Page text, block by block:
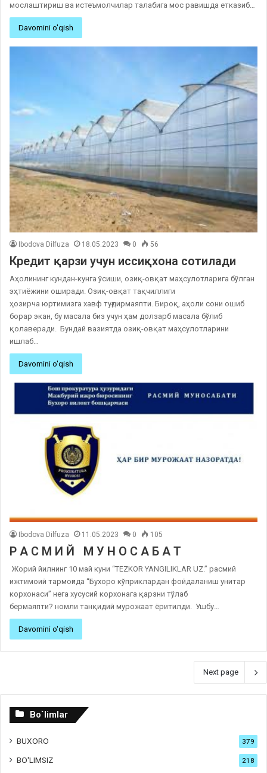
мослаштириш ва истеъмолчилар талабига мос равишда етказиб…
Davomini o'qish
Ibodova Dilfuza 18.05.2023 0 56
Кредит қарзи учун иссиқхона сотилади
Аҳолининг кундан-кунга ўсиши, озиқ-овқат маҳсулотларига бўлган
эҳтиёжини оширади. Озиқ-овқат тақчиллиги
ҳозирча юртимизга хавф туғдирмаяпти. Бироқ, аҳоли сони ошиб
борар экан, бу масала биз учун ҳам долзарб масала бўлиб
қолаверади. Бундай вазиятда озиқ-овқат маҳсулотларини
ишлаб…
Davomini o'qish
Ibodova Dilfuza 11.05.2023 0 105
Р А С М И Й М У Н О С А Б А Т
​ Жорий йилнинг 10 май куни “TEZKOR YANGILIKLAR UZ.” расмий
ижтимоий тармоғида “Бухоро кўприклардан фойдаланиш унитар
корхонаси” нега хусусий корхонага қарзни тўлаб
бермаяпти? номли танқидий мурожаат ёритилди. ​ ​Ушбу…
Davomini o'qish
Next page
Bo`limlar
BUXORO 379
BO'LIMSIZ 218